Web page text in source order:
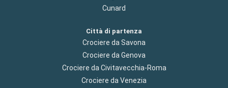
Cunard
Città di partenza
Crociere da Savona
Crociere da Genova
Crociere da Civitavecchia-Roma
Crociere da Venezia